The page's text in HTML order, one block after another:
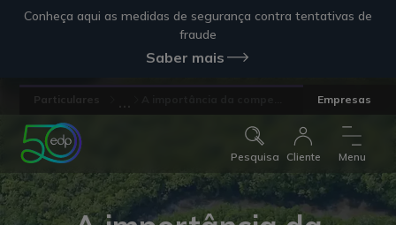
Conheça aqui as medidas de segurança contra tentativas de
fraude
Saber mais
Empresas
Pesquisa Cliente Menu